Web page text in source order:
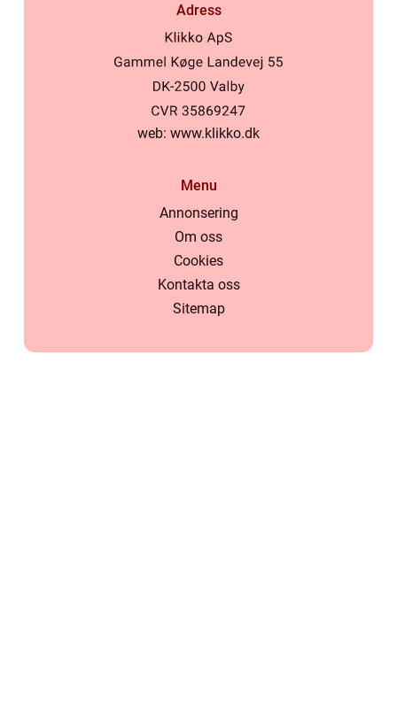
Adress
web: www.klikko.dk
Menu
Annonsering
Om oss
Cookies
Kontakta oss
Sitemap